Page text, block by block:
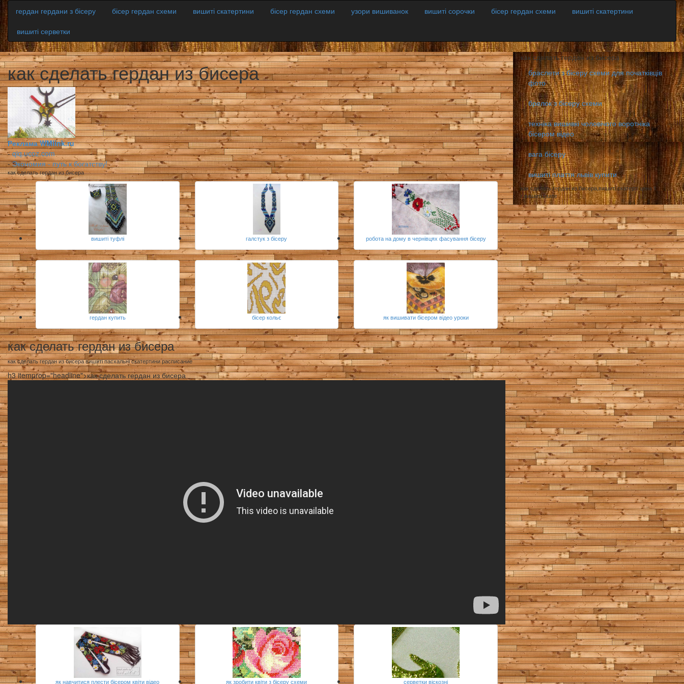
гердан гердани з бісеру бісер гердан схеми вишиті скатертини бісер гердан схеми узори вишиванок вишиті сорочки бісер гердан схеми
вишиті скатертини
вишиті серветки
как сделать гердан из бисера
Реклама WMlink.ru
-qiq.ucoz.com
-Экономия - путь к богатству!
как сделать гердан из бисера
вишиті туфлі галстук з бісеру робота на дому в чернівцях фасування бісеру
гердан купить бісер кольє як вишивати бісером відео уроки
как сделать гердан из бисера
как сделать гердан из бисера вишиті пасхальні скатертини расписание
h3 itemprop="headline">как сделать гердан из бисера
як навчитися плести бісером квіти відео як зробити квіти з бісеру схеми серветки віскозні
как сделать гердан из бисера
браслети з бісеру схеми для початківців
фото
брелок з бісеру схеми
техніка вишивкі чоловічого воротніка
бісером відео
вага бісеру
вишиті плаття львів купити
как сделать гердан из бисера,вишиті скатерті цена 1
г,вишиті скате